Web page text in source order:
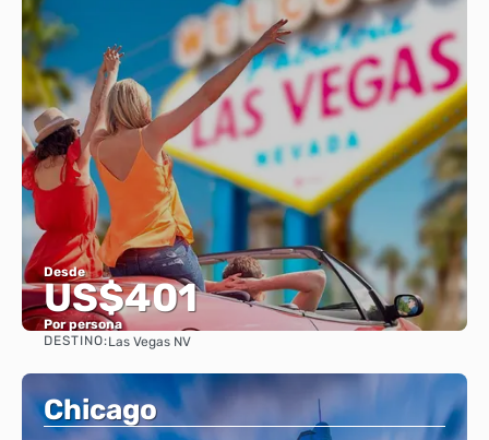
Desde
US$401
Por persona
DESTINO:Las Vegas NV
Chicago